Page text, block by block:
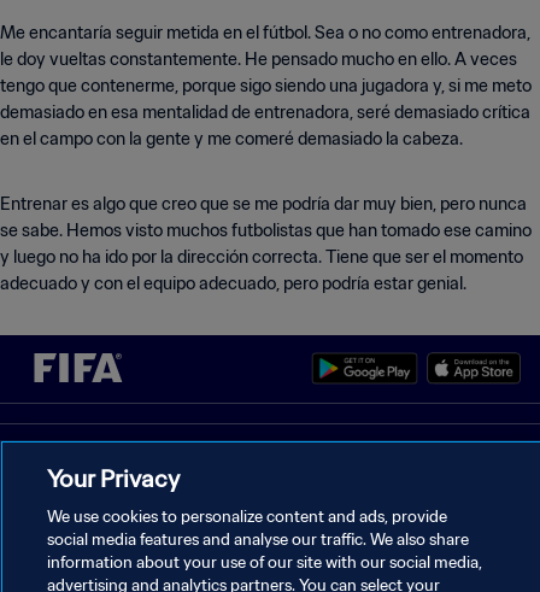
Me encantaría seguir metida en el fútbol. Sea o no como entrenadora,
le doy vueltas constantemente. He pensado mucho en ello. A veces
tengo que contenerme, porque sigo siendo una jugadora y, si me meto
demasiado en esa mentalidad de entrenadora, seré demasiado crítica
en el campo con la gente y me comeré demasiado la cabeza.
Entrenar es algo que creo que se me podría dar muy bien, pero nunca
se sabe. Hemos visto muchos futbolistas que han tomado ese camino
y luego no ha ido por la dirección correcta. Tiene que ser el momento
adecuado y con el equipo adecuado, pero podría estar genial.
TÉRMINOS DE SERVICIO
AJUSTAR LA CONFIGURACIÓN DE LAS COOKIES
Copyright © 1994 - 2026 FIFA. Todos los derechos reservados.
Your Privacy
We use cookies to personalize content and ads, provide
social media features and analyse our traffic. We also share
information about your use of our site with our social media,
advertising and analytics partners. You can select your